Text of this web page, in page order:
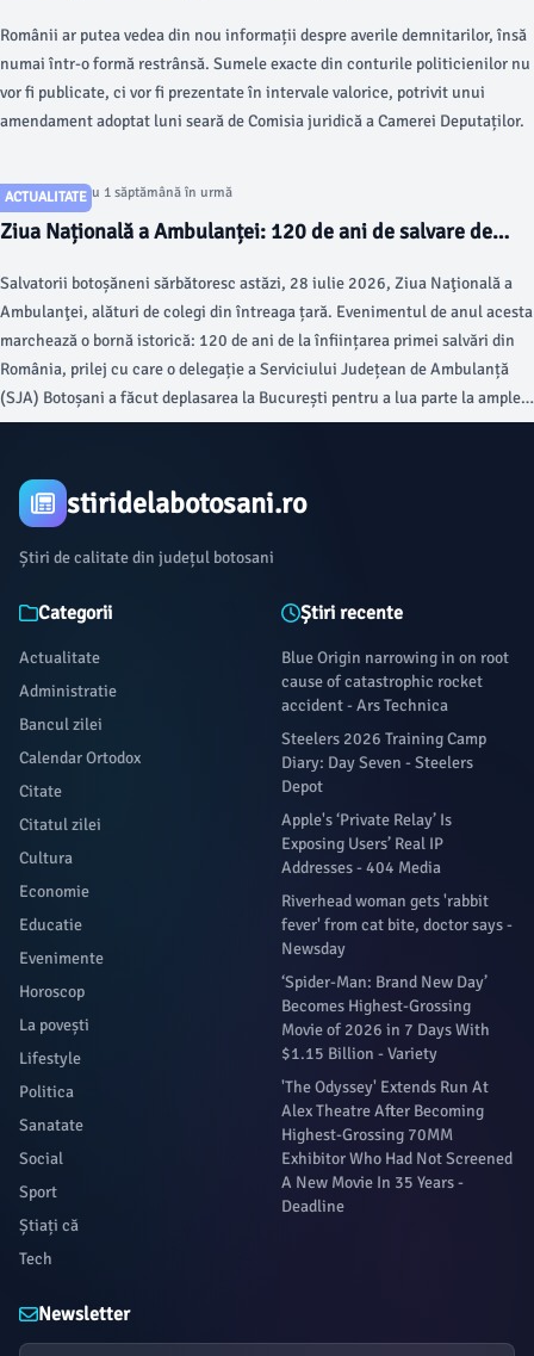
Românii ar putea vedea din nou informații despre averile demnitarilor, însă
numai într-o formă restrânsă. Sumele exacte din conturile politicienilor nu
vor fi publicate, ci vor fi prezentate în intervale valorice, potrivit unui
amendament adoptat luni seară de Comisia juridică a Camerei Deputaților.
ACTUALITATE
Articol postat cu 1 săptămână în urmă
Ziua Națională a Ambulanței: 120 de ani de salvare de
din Capitală (VIDEO)
Salvatorii botoșăneni sărbătoresc astăzi, 28 iulie 2026, Ziua Naţională a
Ambulanţei, alături de colegi din întreaga țară. Evenimentul de anul acesta
marchează o bornă istorică: 120 de ani de la înființarea primei salvări din
România, prilej cu care o delegație a Serviciului Județean de Ambulanță
(SJA) Botoșani a făcut deplasarea la București pentru a lua parte la amplele
manifestări aniversare.
stiridelabotosani.ro
Știri de calitate din județul botosani
Categorii
Actualitate
Administratie
Bancul zilei
Calendar Ortodox
Citate
Citatul zilei
Cultura
Economie
Educatie
Evenimente
Horoscop
La povești
Lifestyle
Politica
Sanatate
Social
Sport
Știați că
Tech
Știri recente
Blue Origin narrowing in on root
cause of catastrophic rocket
accident - Ars Technica
Steelers 2026 Training Camp
Diary: Day Seven - Steelers
Depot
Apple's ‘Private Relay’ Is
Exposing Users’ Real IP
Addresses - 404 Media
Riverhead woman gets 'rabbit
fever' from cat bite, doctor says -
Newsday
‘Spider-Man: Brand New Day’
Becomes Highest-Grossing
Movie of 2026 in 7 Days With
$1.15 Billion - Variety
'The Odyssey' Extends Run At
Alex Theatre After Becoming
Highest-Grossing 70MM
Exhibitor Who Had Not Screened
A New Movie In 35 Years -
Deadline
Newsletter